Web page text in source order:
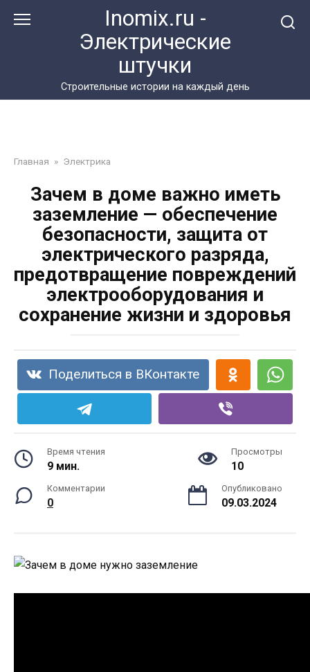
Inomix.ru -
Электрические
штучки
Cтроительные истории на каждый день
Главная » Электрика
Зачем в доме важно иметь
заземление — обеспечение
безопасности, защита от
электрического разряда,
предотвращение повреждений
электрооборудования и
сохранение жизни и здоровья
Поделиться в ВКонтакте
Время чтения
9 мин.
Просмотры
10
Комментарии
0
Опубликовано
09.03.2024